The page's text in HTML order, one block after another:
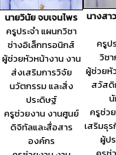
นายวินัย จบเจนไพร
ครูประจำ แผนกวิชา
ช่างอิเล็กทรอนิกส์
ผู้ช่วยหัวหน้างาน งาน
ส่งเสริมการวิจัย
นวัตกรรม และสิ่ง
ประดิษฐ์
ครูช่วยงาน งานศูนย์
ดิจิทัลและสื่อสาร
องค์กร
นางส
ครูป
วิช
ผู้ช่วยหั
สวัสดิ
ครูช่ว
เสริมธุร
ผู้ป